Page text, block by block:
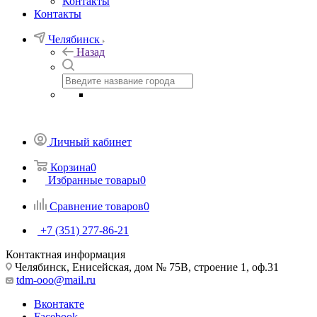
Контакты
Челябинск
Назад
Личный кабинет
Корзина0
Избранные товары0
Сравнение товаров0
+7 (351) 277-86-21
Контактная информация
Челябинск, Енисейская, дом № 75В, строение 1, оф.31
tdm-ooo@mail.ru
Вконтакте